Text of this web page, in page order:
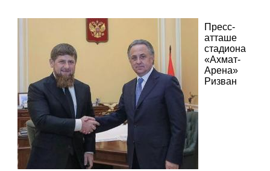
Пресс-
атташе
стадиона
«Ахмат-
Арена»
Ризван